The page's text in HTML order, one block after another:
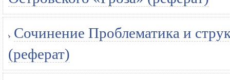
Сочинение Проблематика и
(реферат)